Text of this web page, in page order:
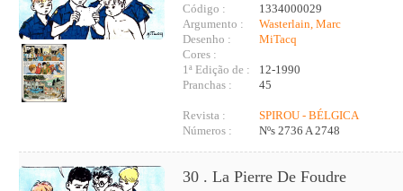
Código :
1334000029
Argumento :
Wasterlain, Marc
Desenho :
MiTacq
Cores :
1ª Edição de :
12-1990
Pranchas :
45
Revista :
SPIROU - BÉLGICA
Números :
Nºs 2736 A 2748
30 . La Pierre De Foudre